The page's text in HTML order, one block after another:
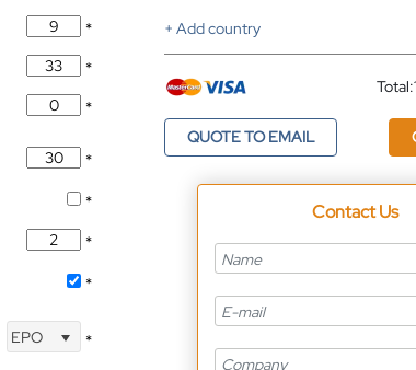
*
*
*
*
*
*
*
EPO *
+ Add country
Total:
QUOTE TO EMAIL
Contact Us